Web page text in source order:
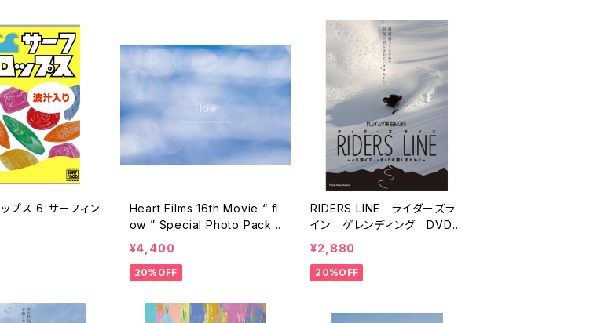
6 サーフィン
Heart Films 16th Movie “ fl
ow ” Special Photo Packa
ge ハートフィルム
¥4,400
20%OFF
RIDERS LINE ライダーズラ
イン ゲレンディング DVD
スノーボード
¥2,880
20%OFF